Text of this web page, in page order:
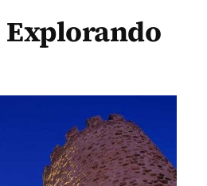
Explorando